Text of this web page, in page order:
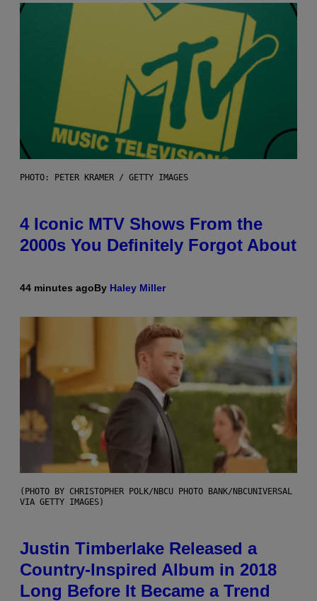
PHOTO: PETER KRAMER / GETTY IMAGES
4 Iconic MTV Shows From the
2000s You Definitely Forgot About
44 minutes agoBy Haley Miller
(PHOTO BY CHRISTOPHER POLK/NBCU PHOTO BANK/NBCUNIVERSAL
VIA GETTY IMAGES)
Justin Timberlake Released a
Country-Inspired Album in 2018
Long Before It Became a Trend